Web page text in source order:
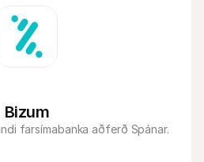
Bizum
farsímabanka aðferð Spánar.